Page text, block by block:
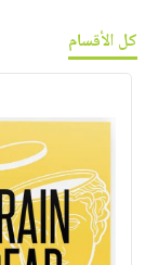
كل الأقسام